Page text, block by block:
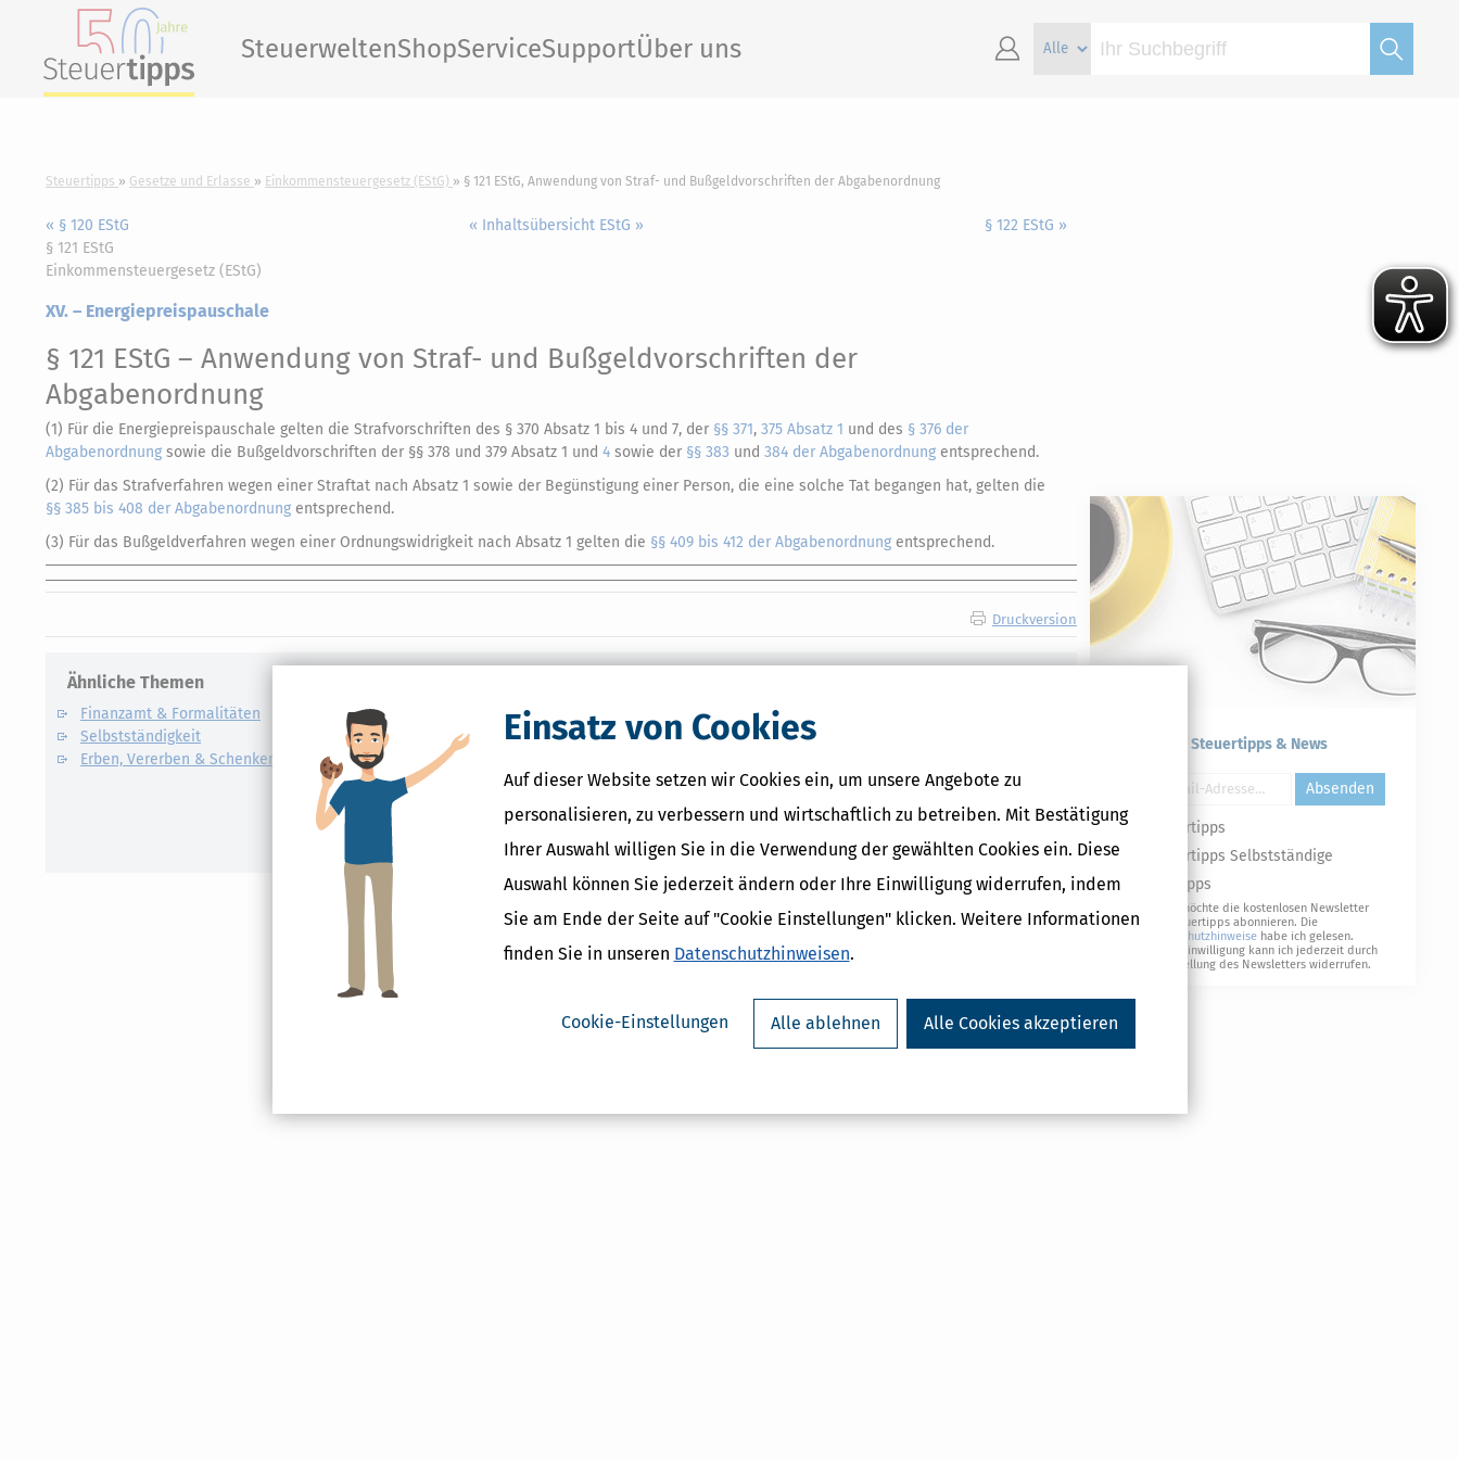
Einsatz von Cookies
Auf dieser Website setzen wir Cookies ein, um unsere Angebote zu
personalisieren, zu verbessern und wirtschaftlich zu betreiben. Mit Bestätigung
Ihrer Auswahl willigen Sie in die Verwendung der gewählten Cookies ein. Diese
Auswahl können Sie jederzeit ändern oder Ihre Einwilligung widerrufen, indem
Sie am Ende der Seite auf "Cookie Einstellungen" klicken. Weitere Informationen
finden Sie in unseren Datenschutzhinweisen.
Cookie-Einstellungen Alle ablehnen Alle Cookies akzeptieren
SteuerweltenShopServiceSupportÜber uns
Steuertipps Gesetze und Erlasse Einkommensteuergesetz (EStG) § 121 EStG, Anwendung von Straf- und Bußgeldvorschriften der Abgabenordnung
« § 120 EStG « Inhaltsübersicht EStG »
§ 122 EStG »
§ 121 EStG
Einkommensteuergesetz (EStG)
XV. – Energiepreispauschale
§ 121 EStG – Anwendung von Straf- und Bußgeldvorschriften der
Abgabenordnung
(1) Für die Energiepreispauschale gelten die Strafvorschriften des § 370 Absatz 1 bis 4 und 7, der §§ 371, 375 Absatz 1 und des § 376 der
Abgabenordnung sowie die Bußgeldvorschriften der §§ 378 und 379 Absatz 1 und 4 sowie der §§ 383 und 384 der Abgabenordnung entsprechend.
(2) Für das Strafverfahren wegen einer Straftat nach Absatz 1 sowie der Begünstigung einer Person, die eine solche Tat begangen hat, gelten die
§§ 385 bis 408 der Abgabenordnung entsprechend.
(3) Für das Bußgeldverfahren wegen einer Ordnungswidrigkeit nach Absatz 1 gelten die §§ 409 bis 412 der Abgabenordnung entsprechend.
Druckversion
Ähnliche Themen
Finanzamt & Formalitäten
Selbstständigkeit
Erben, Vererben & Schenken
Kapitalertragsteuer Freibetrag -
Definition und Erklärung
CO2-Steuer - Was ist das?
Kapitalertragsteuer - Definition und
Erklärung
Kostenlose Steuertipps & News
Absenden
Steuertipps
Steuertipps Selbstständige
Geldtipps
Ja, ich möchte die kostenlosen Newsletter
von Steuertipps abonnieren. Die
Datenschutzhinweise habe ich gelesen.
Meine Einwilligung kann ich jederzeit durch
Abbestellung des Newsletters widerrufen.